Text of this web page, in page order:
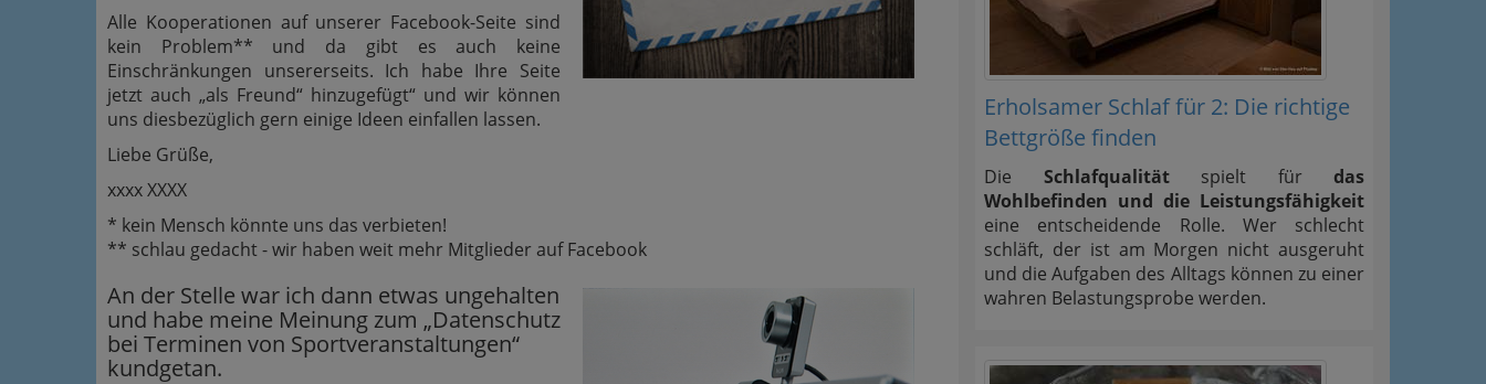
Alle Kooperationen auf unserer Facebook-Seite sind
kein Problem** und da gibt es auch keine
Einschränkungen unsererseits. Ich habe Ihre Seite
jetzt auch „als Freund“ hinzugefügt“ und wir können
uns diesbezüglich gern einige Ideen einfallen lassen.
Liebe Grüße,
xxxx XXXX
* kein Mensch könnte uns das verbieten!
** schlau gedacht - wir haben weit mehr Mitglieder auf Facebook
An der Stelle war ich dann etwas ungehalten
und habe meine Meinung zum „Datenschutz
bei Terminen von Sportveranstaltungen“
kundgetan.
Erholsamer Schlaf für 2: Die richtige
Bettgröße finden
Die Schlafqualitätspielt für das
Wohlbefinden und die Leistungsfähigkeit
eine entscheidende Rolle. Wer schlecht
schläft, der ist am Morgen nicht ausgeruht
und die Aufgaben des Alltags können zu einer
wahren Belastungsprobe werden.